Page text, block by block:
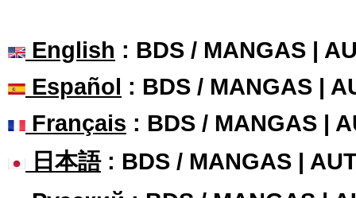
English : BDS / MANGAS |
Español : BDS / MANGAS |
Français : BDS / MANGAS |
日本語: BDS / MANGAS |